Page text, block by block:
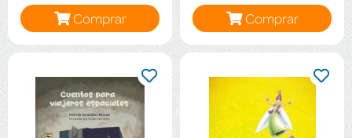
Comprar
Comprar